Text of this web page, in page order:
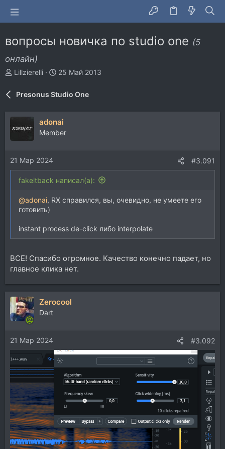
вопросы новичка по studio one (5
онлайн)
А
т
р
т
е
Lillzierelli
Д
н
а
25 Май 2013
Presonus Studio One
adonai
Member
21 Мар 2024 #3.091
fakeitback написал(а):
@adonai, RX справился, вы, очевидно, не умеете его
готовить)
instant process de-click либо interpolate
ВСЕ! Спасибо огромное. Качество конечно падает, но
главное клика нет.
Zerocool
Dart
21 Мар 2024 #3.092